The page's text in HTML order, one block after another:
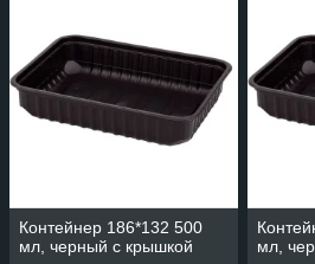
Контейнер 186*132 500
мл, черный с крышкой
мл,